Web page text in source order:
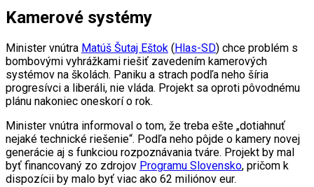
Kamerové systémy
Minister vnútra Matúš Šutaj Eštok (Hlas-SD) chce problém s
bombovými vyhrážkami riešiť zavedením kamerových
systémov na školách. Paniku a strach podľa neho šíria
progresívci a liberáli, nie vláda. Projekt sa oproti pôvodnému
plánu nakoniec oneskorí o rok.
Minister vnútra informoval o tom, že treba ešte „dotiahnuť
nejaké technické riešenie“. Podľa neho pôjde o kamery novej
generácie aj s funkciou rozpoznávania tváre. Projekt by mal
byť financovaný zo zdrojov Programu Slovensko, pričom k
dispozícii by malo byť viac ako 62 miliónov eur.